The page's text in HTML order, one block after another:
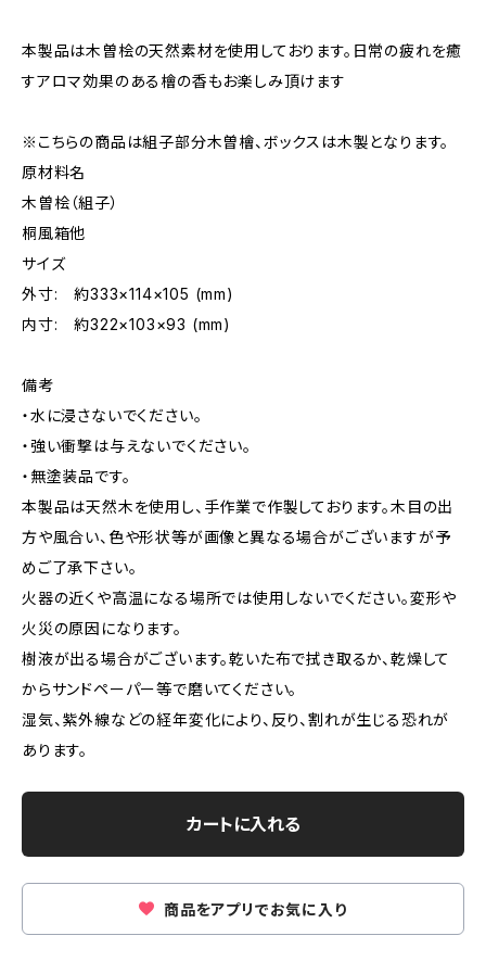
本製品は木曽桧の天然素材を使用しております。日常の疲れを癒
すアロマ効果のある檜の香もお楽しみ頂けます
※こちらの商品は組子部分木曽檜、ボックスは木製となります。
原材料名
木曽桧（組子）
桐風箱他
サイズ
外寸: 約333×114×105 (mm)
内寸: 約322×103×93 (mm)
備考
・水に浸さないでください。
・強い衝撃は与えないでください。
・無塗装品です。
本製品は天然木を使用し、手作業で作製しております。木目の出
方や風合い、色や形状等が画像と異なる場合がございますが予
めご了承下さい。
火器の近くや高温になる場所では使用しないでください。変形や
火災の原因になります。
樹液が出る場合がございます。乾いた布で拭き取るか、乾燥して
からサンドペーパー等で磨いてください。
湿気、紫外線などの経年変化により、反り、割れが生じる恐れが
あります。
カートに入れる
商品をアプリでお気に入り